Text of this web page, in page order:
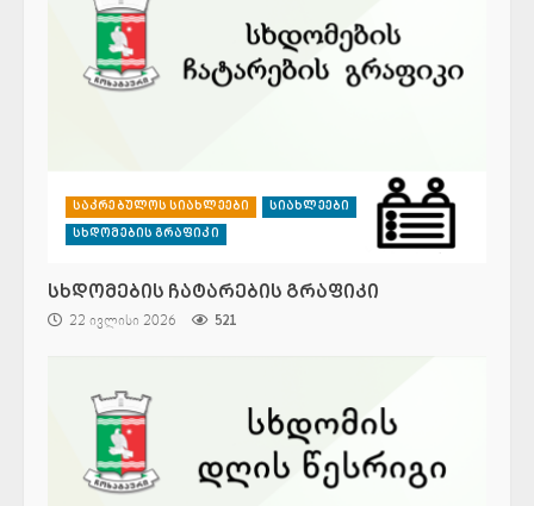
საკრებულოს სიახლეები სიახლეები
სხდომების გრაფიკი
სხდომების ჩატარების გრაფიკი
22 ივლისი 2026 521